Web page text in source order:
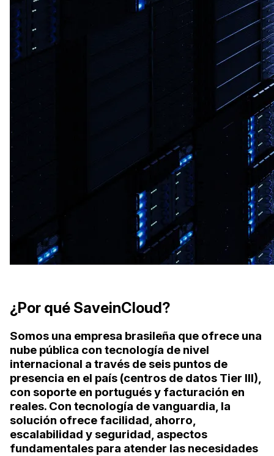
¿Por qué SaveinCloud?
Somos una empresa brasileña que ofrece una
nube pública con tecnología de nivel
internacional a través de seis puntos de
presencia en el país (centros de datos Tier III),
con soporte en portugués y facturación en
reales. Con tecnología de vanguardia, la
solución ofrece facilidad, ahorro,
escalabilidad y seguridad, aspectos
fundamentales para atender las necesidades